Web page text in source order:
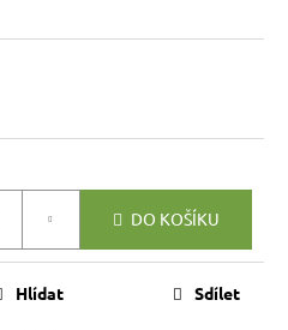
DO KOŠÍKU
Hlídat Sdílet